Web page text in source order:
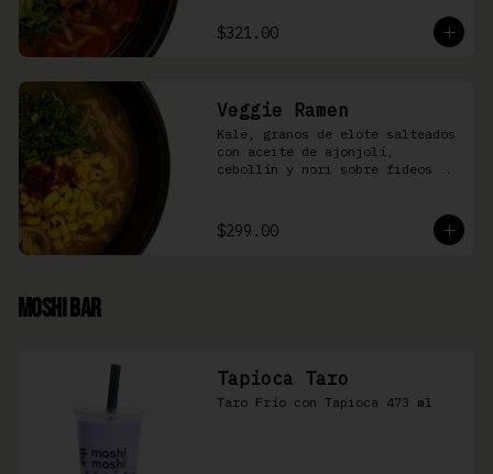
$321.00
Veggie Ramen
Kale, granos de elote salteados
con aceite de ajonjolí,
cebollín y nori sobre fideos
$299.00
Moshi Bar
Tapioca Taro
Taro Frío con Tapioca 473 ml